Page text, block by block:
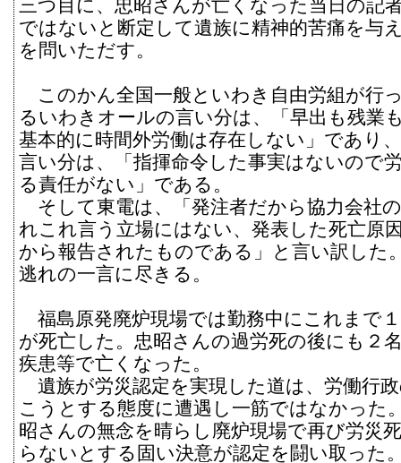
三つ目に、忠昭さんが亡くなった当日の記
ではないと断定して遺族に精神的苦痛を与
を問いただす。
このかん全国一般といわき自由労組が行
るいわきオールの言い分は、「早出も残業
基本的に時間外労働は存在しない」であり
言い分は、「指揮命令した事実はないので
る責任がない」である。
そして東電は、「発注者だから協力会社
れこれ言う立場にはない、発表した死亡原
から報告されたものである」と言い訳した
逃れの一言に尽きる。
福島原発廃炉現場では勤務中にこれまで
が死亡した。忠昭さんの過労死の後にも２
疾患等で亡くなった。
遺族が労災認定を実現した道は、労働行
こうとする態度に遭遇し一筋ではなかった
昭さんの無念を晴らし廃炉現場で再び労災
らないとする固い決意が認定を闘い取った